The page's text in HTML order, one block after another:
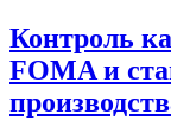
Контроль
FOMA и